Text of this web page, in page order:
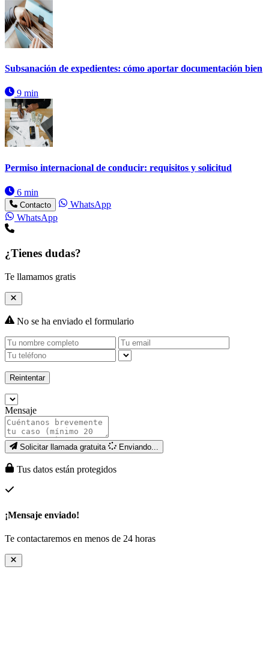
Subsanación de expedientes: cómo aportar documentación bien
9 min
Permiso internacional de conducir: requisitos y solicitud
6 min
Contacto
WhatsApp
WhatsApp
¿Tienes dudas?
Te llamamos gratis
No se ha enviado el formulario
Reintentar
Mensaje
Solicitar llamada gratuita Enviando...
Tus datos están protegidos
¡Mensaje enviado!
Te contactaremos en menos de 24 horas